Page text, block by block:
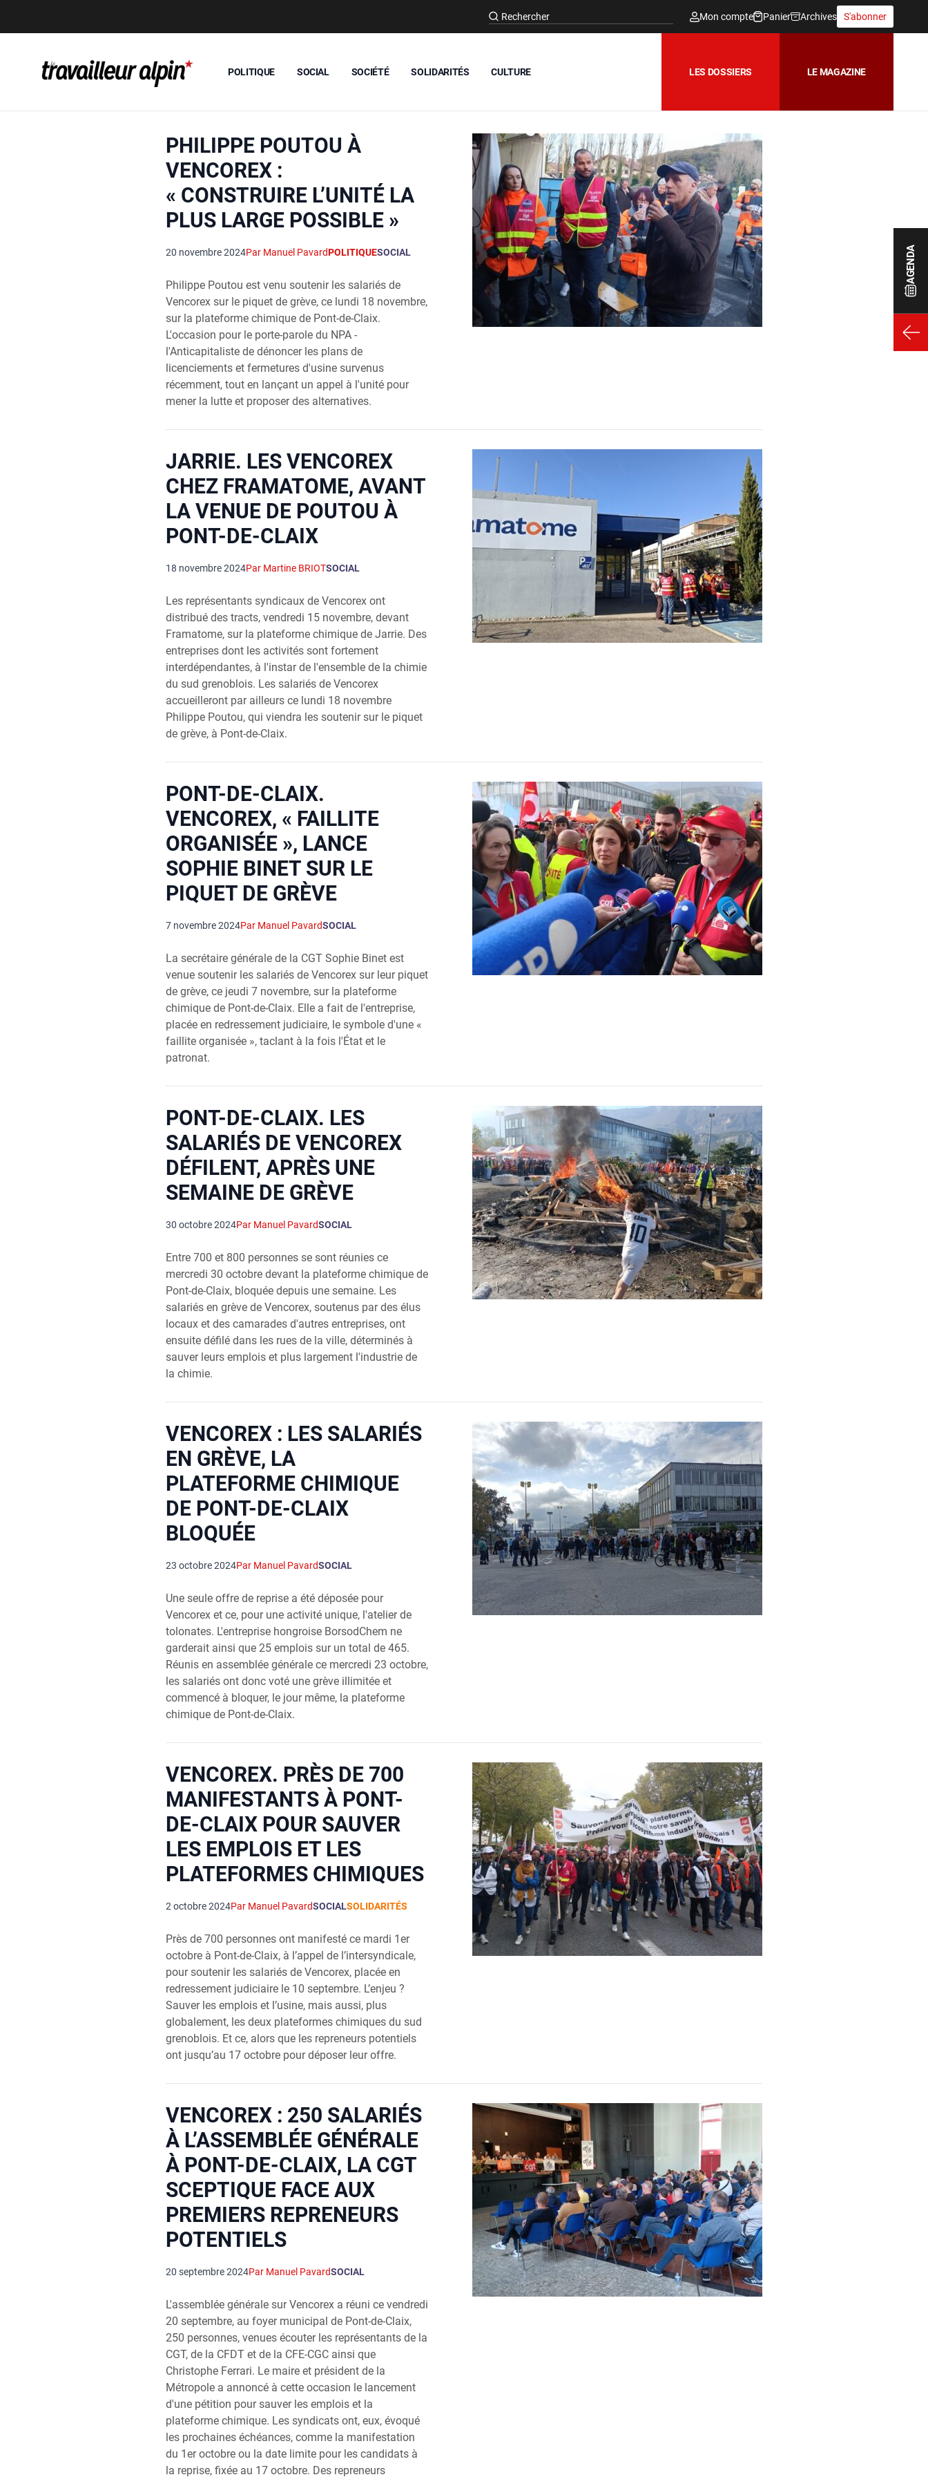
AGENDA
Mon compte Panier Archives S'abonner
POLITIQUE SOCIAL SOCIÉTÉ SOLIDARITÉS CULTURE LES DOSSIERS LE MAGAZINE
PHILIPPE POUTOU À
VENCOREX :
« CONSTRUIRE L’UNITÉ LA
PLUS LARGE POSSIBLE »
20 novembre 2024Par Manuel PavardPOLITIQUESOCIAL
Philippe Poutou est venu soutenir les salariés de
Vencorex sur le piquet de grève, ce lundi 18 novembre,
sur la plateforme chimique de Pont-de-Claix.
L'occasion pour le porte-parole du NPA -
l'Anticapitaliste de dénoncer les plans de
licenciements et fermetures d'usine survenus
récemment, tout en lançant un appel à l'unité pour
mener la lutte et proposer des alternatives.
JARRIE. LES VENCOREX
CHEZ FRAMATOME, AVANT
LA VENUE DE POUTOU À
PONT-DE-CLAIX
18 novembre 2024Par Martine BRIOTSOCIAL
Les représentants syndicaux de Vencorex ont
distribué des tracts, vendredi 15 novembre, devant
Framatome, sur la plateforme chimique de Jarrie. Des
entreprises dont les activités sont fortement
interdépendantes, à l'instar de l'ensemble de la chimie
du sud grenoblois. Les salariés de Vencorex
accueilleront par ailleurs ce lundi 18 novembre
Philippe Poutou, qui viendra les soutenir sur le piquet
de grève, à Pont-de-Claix.
PONT-DE-CLAIX.
VENCOREX, « FAILLITE
ORGANISÉE », LANCE
SOPHIE BINET SUR LE
PIQUET DE GRÈVE
7 novembre 2024Par Manuel PavardSOCIAL
La secrétaire générale de la CGT Sophie Binet est
venue soutenir les salariés de Vencorex sur leur piquet
de grève, ce jeudi 7 novembre, sur la plateforme
chimique de Pont-de-Claix. Elle a fait de l'entreprise,
placée en redressement judiciaire, le symbole d'une «
faillite organisée », taclant à la fois l'État et le
patronat.
PONT-DE-CLAIX. LES
SALARIÉS DE VENCOREX
DÉFILENT, APRÈS UNE
SEMAINE DE GRÈVE
30 octobre 2024Par Manuel PavardSOCIAL
Entre 700 et 800 personnes se sont réunies ce
mercredi 30 octobre devant la plateforme chimique de
Pont-de-Claix, bloquée depuis une semaine. Les
salariés en grève de Vencorex, soutenus par des élus
locaux et des camarades d'autres entreprises, ont
ensuite défilé dans les rues de la ville, déterminés à
sauver leurs emplois et plus largement l'industrie de
la chimie.
VENCOREX : LES SALARIÉS
EN GRÈVE, LA
PLATEFORME CHIMIQUE
DE PONT-DE-CLAIX
BLOQUÉE
23 octobre 2024Par Manuel PavardSOCIAL
Une seule offre de reprise a été déposée pour
Vencorex et ce, pour une activité unique, l'atelier de
tolonates. L'entreprise hongroise BorsodChem ne
garderait ainsi que 25 emplois sur un total de 465.
Réunis en assemblée générale ce mercredi 23 octobre,
les salariés ont donc voté une grève illimitée et
commencé à bloquer, le jour même, la plateforme
chimique de Pont-de-Claix.
VENCOREX. PRÈS DE 700
MANIFESTANTS À PONT-
DE-CLAIX POUR SAUVER
LES EMPLOIS ET LES
PLATEFORMES CHIMIQUES
2 octobre 2024Par Manuel PavardSOCIALSOLIDARITÉS
Près de 700 personnes ont manifesté ce mardi 1er
octobre à Pont-de-Claix, à l’appel de l’intersyndicale,
pour soutenir les salariés de Vencorex, placée en
redressement judiciaire le 10 septembre. L’enjeu ?
Sauver les emplois et l’usine, mais aussi, plus
globalement, les deux plateformes chimiques du sud
grenoblois. Et ce, alors que les repreneurs potentiels
ont jusqu’au 17 octobre pour déposer leur offre.
VENCOREX : 250 SALARIÉS
À L’ASSEMBLÉE GÉNÉRALE
À PONT-DE-CLAIX, LA CGT
SCEPTIQUE FACE AUX
PREMIERS REPRENEURS
POTENTIELS
20 septembre 2024Par Manuel PavardSOCIAL
L'assemblée générale sur Vencorex a réuni ce vendredi
20 septembre, au foyer municipal de Pont-de-Claix,
250 personnes, venues écouter les représentants de la
CGT, de la CFDT et de la CFE-CGC ainsi que
Christophe Ferrari. Le maire et président de la
Métropole a annoncé à cette occasion le lancement
d'une pétition pour sauver les emplois et la
plateforme chimique. Les syndicats ont, eux, évoqué
les prochaines échéances, comme la manifestation
du 1er octobre ou la date limite pour les candidats à
la reprise, fixée au 17 octobre. Des repreneurs